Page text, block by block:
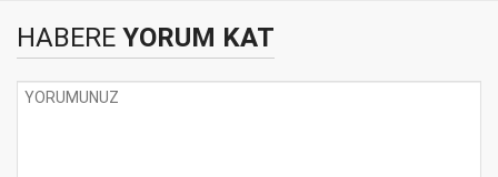
HABERE YORUM KAT